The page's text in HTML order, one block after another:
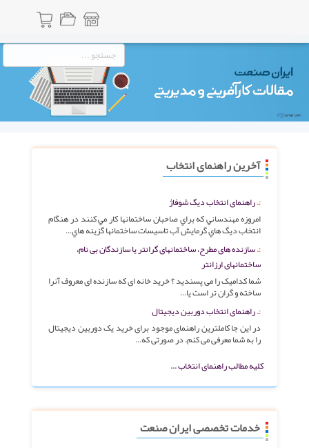
آخرین راهنمای انتخاب
راهنمای انتخاب دیگ شوفاژ
امروزه مهندساني كه براي صاحبان ساختمانها كار مي كنند در هنگام
انتخاب ديگ هاي گرمايش آب تاسيسات ساختمانها گزينه هاي…
سازنده های مطرح، ساختمانهای گرانتر یا سازندگان بی نام،
ساختمانهای ارزانتر
شما کدامیک را می پسندید ؟ خرید خانه ای که سازنده ای معروف آنرا
ساخته و گران تر است یا…
راهنمای انتخاب دوربین دیجیتال
در این جا کاملترین راهنمای موجود برای خرید یک دوربین دیجیتال
را به شما معرفی می کنم. در صورتی که…
کلیه مطالب راهنمای انتخاب ...
خدمات تخصصی ایران صنعت